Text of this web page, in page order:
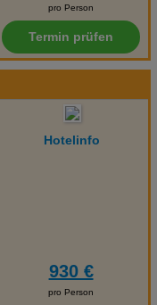
pro Person
Termin prüfen
Hotelinfo
930 €
pro Person